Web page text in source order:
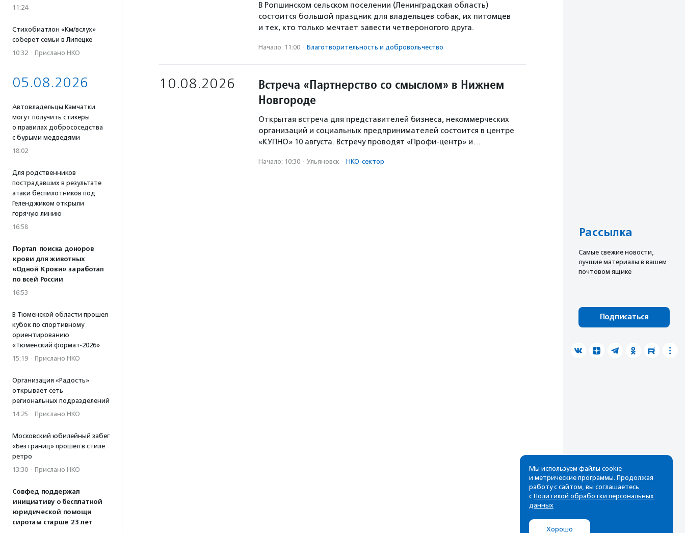
11:24
Стихобиатлон «Км/вслух»
соберет семьи в Липецке
10:32 · Прислано НКО
05.08.2026
Автовладельцы Камчатки
могут получить стикеры
о правилах добрососедства
с бурыми медведями
18:02
Для родственников
пострадавших в результате
атаки беспилотников под
Геленджиком открыли
горячую линию
16:58
Портал поиска доноров
крови для животных
«Одной Крови» заработал
по всей России
16:53
В Тюменской области прошел
кубок по спортивному
ориентированию
«Тюменский формат-2026»
15:19 · Прислано НКО
Организация «Радость»
открывает сеть
региональных подразделений
14:25 · Прислано НКО
Московский юбилейный забег
«Без границ» прошел в стиле
ретро
13:30 · Прислано НКО
Совфед поддержал
инициативу о бесплатной
юридической помощи
сиротам старше 23 лет
В Ропшинском сельском поселении (Ленинградская область)
состоится большой праздник для владельцев собак, их питомцев
и тех, кто только мечтает завести четвероногого друга.
Начало: 11:00 · Благотвори­тель­ность и доброволь­чест­во
10.08.2026
Встреча «Партнерство со смыслом» в Нижнем
Новгороде
Открытая встреча для представителей бизнеса, некоммерческих
организаций и социальных предпринимателей состоится в центре
«КУПНО» 10 августа. Встречу проводят «Профи-центр» и…
Начало: 10:30 · Ульяновск · НКО-сектор
Рассылка
Cамые свежие новости,
лучшие материалы в вашем
почтовом ящике
Подписаться
Мы используем файлы cookie
и метрические программы. Продолжая
работу с сайтом, вы соглашаетесь
с Политикой обработки персональных
данных
Хорошо